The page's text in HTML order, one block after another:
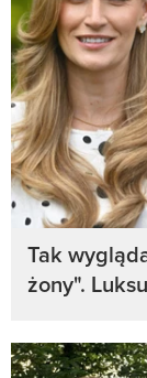
Tak
żony".